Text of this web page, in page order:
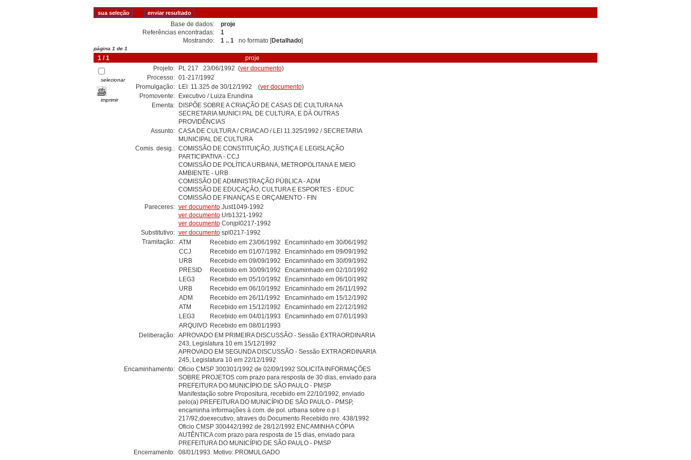
Base de dados:
proje
Referências encontradas:
1
Mostrando:
1 .. 1 no formato [Detalhado]
página 1 de 1
1 / 1 proje
selecionar
imprimir
Projeto: PL 217 23/06/1992 (ver documento)
Processo: 01-217/1992
Promulgação:
LEI 11.325 de 30/12/1992 (ver documento)
Promovente:
Executivo / Luiza Erundina
Ementa:
DISPÕE SOBRE A CRIAÇÃO DE CASAS DE CULTURA NA
SECRETARIA MUNICI PAL DE CULTURA, E DÁ OUTRAS
PROVIDÊNCIAS
Assunto: CASA DE CULTURA / CRIACAO / LEI 11.325/1992 / SECRETARIA
MUNICIPAL DE CULTURA
Comis. desig.: COMISSÃO DE CONSTITUIÇÃO, JUSTIÇA E LEGISLAÇÃO
PARTICIPATIVA - CCJ
COMISSÃO DE POLÍTICA URBANA, METROPOLITANA E MEIO
AMBIENTE - URB
COMISSÃO DE ADMINISTRAÇÃO PÚBLICA - ADM
COMISSÃO DE EDUCAÇÃO, CULTURA E ESPORTES - EDUC
COMISSÃO DE FINANÇAS E ORÇAMENTO - FIN
Pareceres: ver documentoJust1049-1992
ver documentoUrb1321-1992
ver documentoConjpl0217-1992
Substitutivo: ver documentospl0217-1992
Tramitação:
ATM Recebido em 23/06/1992
Encaminhado em 30/06/1992
CCJ
Recebido em 01/07/1992
Encaminhado em 09/09/1992
URB
Recebido em 09/09/1992
Encaminhado em 30/09/1992
PRESID
Recebido em 30/09/1992
Encaminhado em 02/10/1992
LEG3
Recebido em 05/10/1992
Encaminhado em 06/10/1992
URB
Recebido em 06/10/1992
Encaminhado em 26/11/1992
ADM
Recebido em 26/11/1992
Encaminhado em 15/12/1992
ATM
Recebido em 15/12/1992
Encaminhado em 22/12/1992
LEG3
Recebido em 04/01/1993
Encaminhado em 07/01/1993
ARQUIVO Recebido em 08/01/1993
Deliberação: APROVADO EM PRIMEIRA DISCUSSÃO - Sessão EXTRAORDINARIA
243, Legislatura 10 em 15/12/1992
APROVADO EM SEGUNDA DISCUSSÃO - Sessão EXTRAORDINARIA
245, Legislatura 10 em 22/12/1992
Encaminhamento: Oficio CMSP 300301/1992 de 02/09/1992 SOLICITA INFORMAÇÕES
SOBRE PROJETOS com prazo para resposta de 30 dias, enviado para
PREFEITURA DO MUNICÍPIO DE SÃO PAULO - PMSP
Manifestação sobre Propositura, recebido em 22/10/1992, enviado
pelo(a) PREFEITURA DO MUNICÍPIO DE SÃO PAULO - PMSP,
encaminha informações à com. de pol. urbana sobre o p l.
217/92,doexecutivo, atraves do Documento Recebido nro. 438/1992
Oficio CMSP 300442/1992 de 28/12/1992 ENCAMINHA CÓPIA
AUTÊNTICA com prazo para resposta de 15 dias, enviado para
PREFEITURA DO MUNICÍPIO DE SÃO PAULO - PMSP
Encerramento: 08/01/1993. Motivo: PROMULGADO